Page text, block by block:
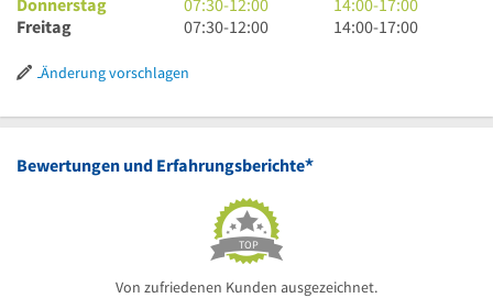
12
Uhr
bis
Uhr
17
30
12
bis
Donnerstag
Uhr
bis
Uhr
07:30-12:00
Uhr
14:00-17:00
Freitag
7
30
12
07:30-12:00
14
Uhr
14:00-17:00
Änderung vorschlagen
Bewertungen und Erfahrungsberichte*
TOP
Von zufriedenen Kunden ausgezeichnet.